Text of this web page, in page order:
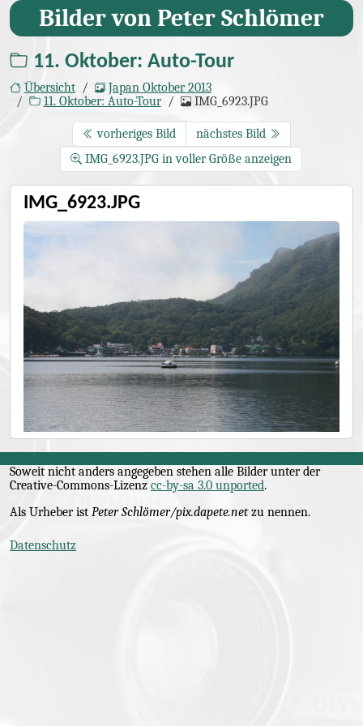
Bilder von Peter Schlömer
11. Oktober: Auto-Tour
Übersicht
Japan Oktober 2013
11. Oktober: Auto-Tour
IMG_6923.JPG
vorheriges Bild
nächstes Bild
IMG_6923.JPG in voller Größe anzeigen
IMG_6923.JPG
Soweit nicht anders angegeben stehen alle Bilder unter der
Creative-Commons-Lizenz cc-by-sa 3.0 unported.
Als Urheber ist Peter Schlömer/pix.dapete.netzu nennen.
Datenschutz